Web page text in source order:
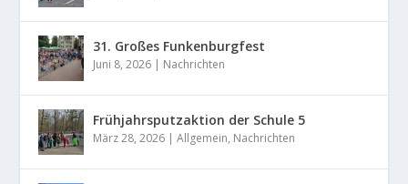
31. Großes Funkenburgfest
Juni 8, 2026 | Nachrichten
Frühjahrsputzaktion der Schule 5
März 28, 2026 |Allgemein, Nachrichten